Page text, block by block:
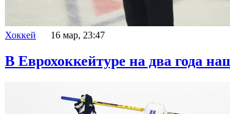
Хоккей 16 мар, 23:47
В Еврохоккейтуре на два года